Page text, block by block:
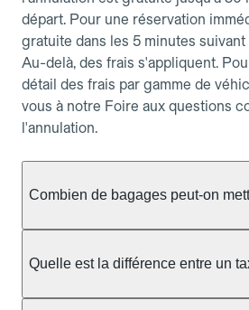
départ. Pour une réservation
gratuite dans les 5 minutes
Au-delà, des frais s'appliquent.
détail des frais par gamme de
vous à notre Foire aux questions
l'annulation.
Combien de bagages peut-on
taxi berline accueille en général
ou nombreux, précisez-le dans le
Quelle est la différence entre un